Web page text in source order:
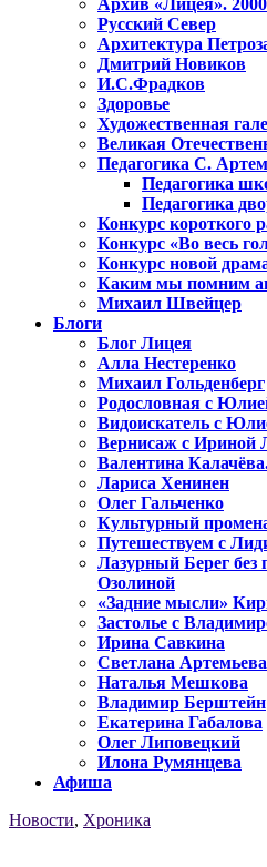
Архив «Лицея».
Русский Север
Архитектура
Дмитрий Новиков
И.С.Фрадков
Здоровье
Художественная
Великая
Педагогика С.
Педагогика
Педагогика
Конкурс короткого
Конкурс «Во весь
Конкурс новой
Каким мы помним
Михаил Швейцер
Блоги
Блог Лицея
Алла Нестеренко
Михаил Гольденберг
Родословная с
Видоискатель с
Вернисаж с Ириной
Валентина
Лариса Хенинен
Олег Гальченко
Культурный
Путешествуем с
Лазурный Берег без
Озолиной
«Задние мысли»
Застолье с
Ирина Савкина
Светлана Артемьева
Наталья Мешкова
Владимир Берштейн
Екатерина Габалова
Олег Липовецкий
Илона Румянцева
Афиша
Новости, Хроника